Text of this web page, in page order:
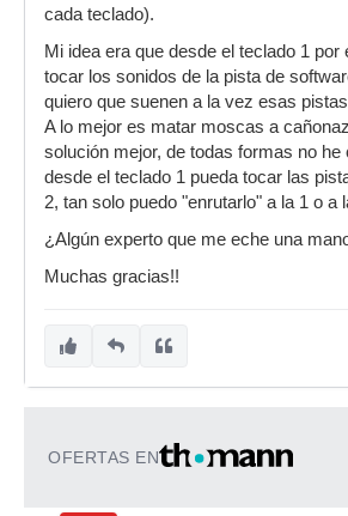
cada teclado).
Mi idea era que desde el teclado 1 por
tocar los sonidos de la pista de
quiero que suenen a la vez esas
A lo mejor es matar moscas a
solución mejor, de todas formas no he
desde el teclado 1 pueda tocar las
2, tan solo puedo "enrutarlo" a la 1 o a
¿Algún experto que me eche una
Muchas gracias!!
OFERTAS EN